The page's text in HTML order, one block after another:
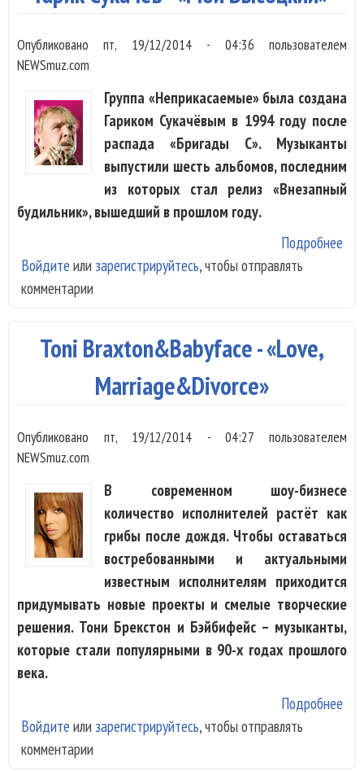
Опубликованопт, 19/12/2014 - 04:36 пользователем
NEWSmuz.com
Группа «Неприкасаемые» была создана
Гариком Сукачёвым в 1994 году после
распада «Бригады С». Музыканты
выпустили шесть альбомов, последним
из которых стал релиз «Внезапный
будильник», вышедший в прошлом году.
Подробнее
Войдите или зарегистрируйтесь, чтобы отправлять
комментарии
Toni Braxton&Babyface - «Love,
Marriage&Divorce»
Опубликовано пт, 19/12/2014 - 04:27 пользователем
NEWSmuz.com
В современном шоу-бизнесе
количество исполнителей растёт как
грибы после дождя. Чтобы оставаться
востребованными и актуальными
известным исполнителям приходится
придумывать новые проекты и смелые творческие
решения. Тони Брекстон и Бэйбифейс – музыканты,
которые стали популярными в 90-х годах прошлого
века.
Подробнее
Войдите или зарегистрируйтесь, чтобы отправлять
комментарии